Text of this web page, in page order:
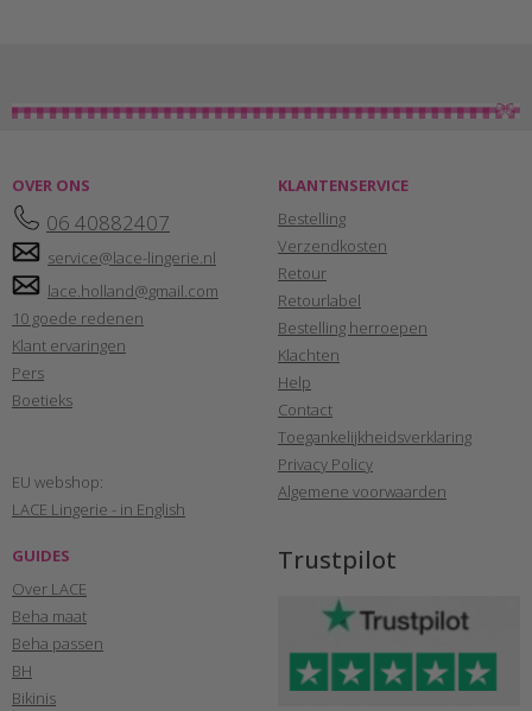
OVER ONS
06 40882407
service@lace-lingerie.nl
lace.holland@gmail.com
10 goede redenen
Klant ervaringen
Pers
Boetieks
EU webshop:
LACE Lingerie - in English
KLANTENSERVICE
Bestelling
Verzendkosten
Retour
Retourlabel
Bestelling herroepen
Klachten
Help
Contact
Toegankelijkheidsverklaring
Privacy Policy
Algemene voorwaarden
GUIDES
Over LACE
Beha maat
Beha passen
BH
Bikinis
Trustpilot